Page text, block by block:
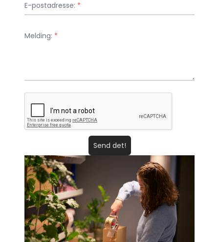
E-postadresse: *
Melding: *
Send det!